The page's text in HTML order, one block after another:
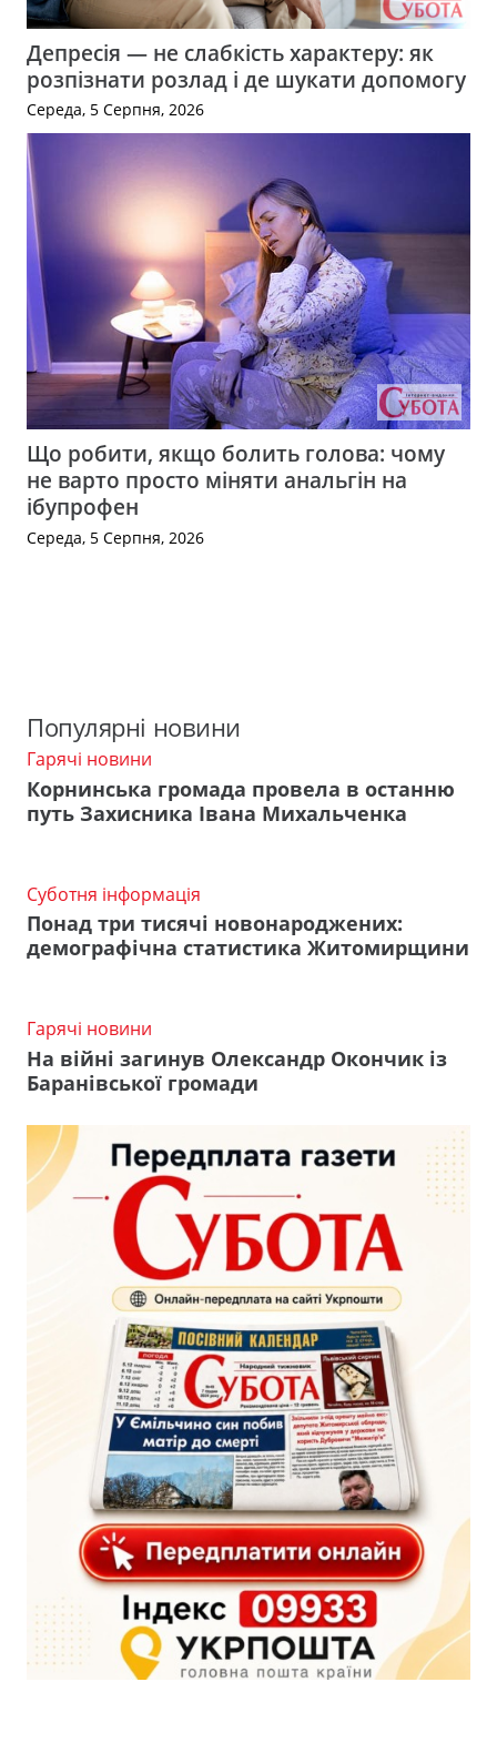
Депресія — не слабкість характеру: як
розпізнати розлад і де шукати допомогу
Середа, 5 Серпня, 2026
Що робити, якщо болить голова: чому
не варто просто міняти анальгін на
ібупрофен
Середа, 5 Серпня, 2026
Популярні новини
Гарячі новини
Корнинська громада провела в останню
путь Захисника Івана Михальченка
Суботня інформація
Понад три тисячі новонароджених:
демографічна статистика Житомирщини
Гарячі новини
На війні загинув Олександр Окончик із
Баранівської громади